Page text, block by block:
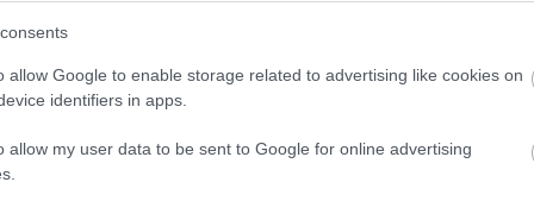
allow Google to enable storage related to advertising like cookies on
identifiers in apps.
allow my user data to be sent to Google for online advertising
στη Λάρυμνα, την Κυριακή το μεσημέρι
Κέντρα και Σωματεία, ειδικά τα
την πρωτοβουλία, να συμβάλλουν
επιτυχία του αγώνα των εργαζομένων